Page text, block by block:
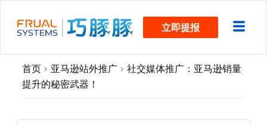
过
立即提报
首页 › 亚马逊站外推广 › 社交媒体推广：亚马逊销量
提升的秘密武器！